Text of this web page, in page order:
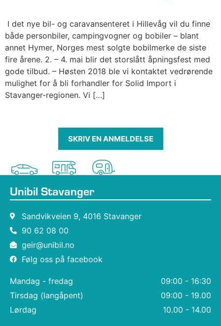
I det nye bil- og caravansenteret i Hillevåg vil du finne
både personbiler, campingvogner og bobiler – blant
annet Hymer, Norges mest solgte bobilmerke de siste
fire årene. 2. – 4. mai blir det storslått åpningsfest med
gode tilbud. – Høsten 2018 ble vi kontaktet vedrørende
mulighet for å bli forhandler for Solid Import i
Stavanger-regionen. Vi […]
SKRIV EN ANMELDELSE
Unibil Stavanger
Sandvikveien 9, 4016 Stavanger
90 62 08 00
geir@unibil.no
Følg oss på facebook
Mandag - fredag
09:00 - 16:30
Tirsdag (langåpent)
09:00 - 19.00
Lørdag
10.00 - 14.00